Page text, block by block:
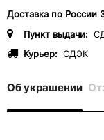
Доставка по России
Пункт выдачи:
Курьер: СДЭК
Об украшении